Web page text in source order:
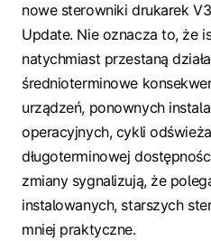
nowe sterowniki drukarek
Update. Nie oznacza to, że
natychmiast przestaną
średnioterminowe
urządzeń, ponownych
operacyjnych, cykli
długoterminowej
zmiany sygnalizują, że
instalowanych, starszych
mniej praktyczne.